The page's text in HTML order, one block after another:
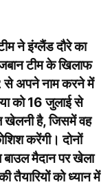
ने इंग्लैंड दौरे का
टीम के खिलाफ
से अपने नाम करने में
को 16 जुलाई से
खेलनी है, जिसमें वह
करेंगी। दोनों
बाउल मैदान पर खेला
तैयारियों को ध्यान में